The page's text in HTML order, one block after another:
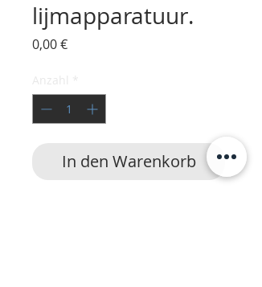
lijmapparatuur.
0,00 €Preis
In den Warenkorb